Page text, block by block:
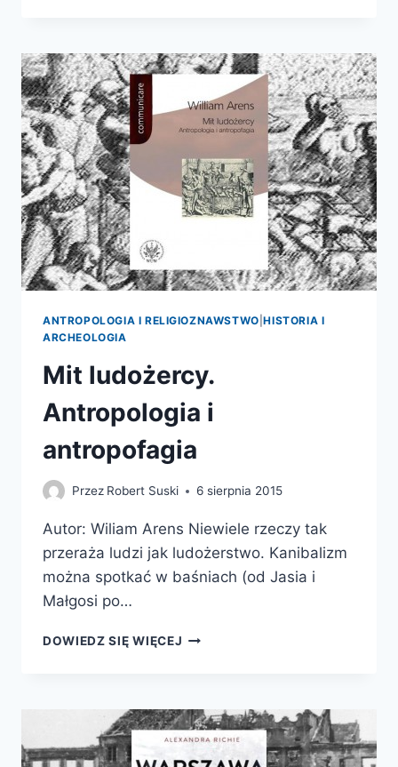
WĘDRÓWKI
LUDÓW
VIII
WIEK
ANTROPOLOGIA I RELIGIOZNAWSTWO |HISTORIA I
ARCHEOLOGIA
Mit ludożercy.
Antropologia i
antropofagia
Przez Robert Suski 6 sierpnia 2015
Autor: Wiliam Arens Niewiele rzeczy tak
przeraża ludzi jak ludożerstwo. Kanibalizm
można spotkać w baśniach (od Jasia i
Małgosi po…
DOWIEDZ SIĘ WIĘCEJ MIT
ANTROPOFAGIA